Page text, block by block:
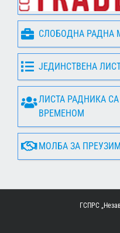
СЛОБОДНА РАДНА
ЈЕДИНСТВЕНА
ЛИСТА РАДНИКА
ВРЕМЕНОМ
МОЛБА ЗА
ГСПРС